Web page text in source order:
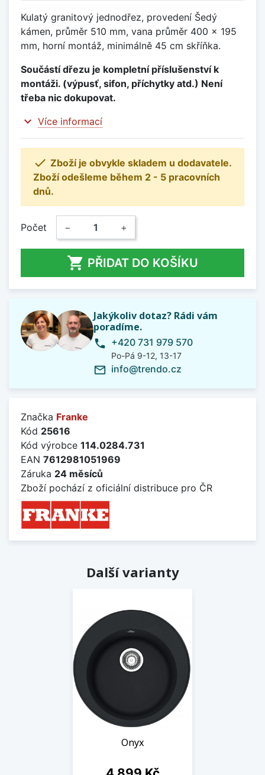
Kulatý granitový jednodřez, provedení Šedý
kámen, průměr 510 mm, vana průměr 400 x 195
mm, horní montáž, minimálně 45 cm skříňka.
Součástí dřezu je kompletní příslušenství k
montáži. (výpusť, sifon, příchytky atd.) Není
třeba nic dokupovat.
expand_more Více informací
 Zboží je obvykle skladem u dodavatele.
Zboží odešleme během 2 - 5 pracovních
dnů.
Počet − +
 PŘIDAT DO KOŠÍKU
Jakýkoliv dotaz? Rádi vám
poradíme.
phone +420 731 979 570
Po-Pá 9-12, 13-17
mail_outline info@trendo.cz
Značka Franke
Kód 25616
Kód výrobce 114.0284.731
EAN 7612981051969
Záruka 24 měsíců
Zboží pochází z oficiální distribuce pro ČR
Další varianty
Onyx
Cena